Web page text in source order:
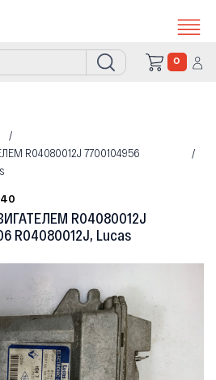
0
R04080012J 7700104956
R04080012J
R04080012J, Lucas